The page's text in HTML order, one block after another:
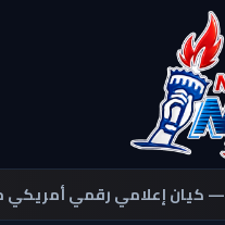
— كيان إعلامي رقمي